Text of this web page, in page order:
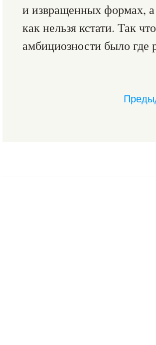
и извращенных формах,
как нельзя кстати. Так
амбициозности было где